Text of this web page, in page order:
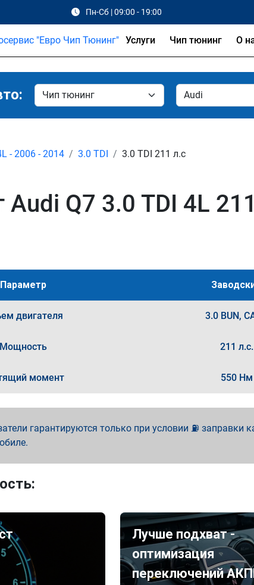
Пн-Сб | 09:00 - 19:00
Услуги Чип тюнинг О
- 2006 - 2014 3.0 TDI 3.0 TDI 211 л.с
Q7 3.0 TDI 4L
Параметр
двигателя 3.0 BUN,
Мощность 211 л.с.
момент 550 Нм
гарантируются только при условии ⛽ заправки
Лучше подхват -
оптимизация
переключений